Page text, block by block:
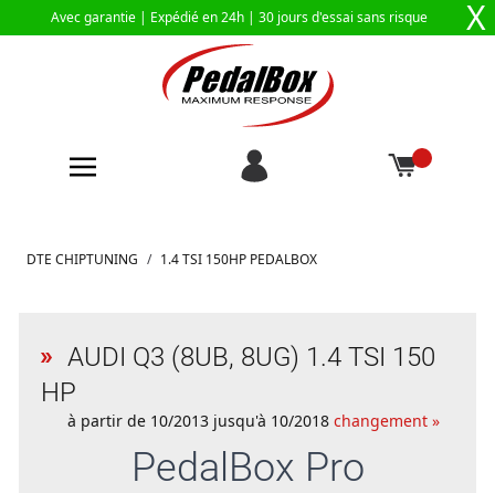
Avec garantie | Expédié en 24h | 30 jours d'essai sans risque X
DTE CHIPTUNING / 1.4 TSI 150HP PEDALBOX
AUDI Q3 (8UB, 8UG) 1.4 TSI 150
HP
à partir de 10/2013 jusqu'à 10/2018 changement »
PedalBox Pro